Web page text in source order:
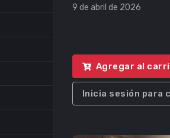
9 de abril de 2026
Agregar al
Inicia sesión para